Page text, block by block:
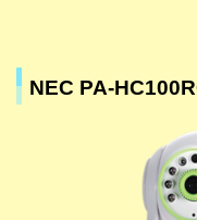
NEC PA-